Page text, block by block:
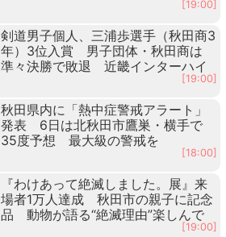
[19:00]
剣道男子個人、三浦歩選手（秋田商3
年）3位入賞 男子団体・秋田商は
準々決勝で敗退 近畿インターハイ
[19:00]
秋田県内に「熱中症警戒アラート」
発表 6日は北秋田市鷹巣・横手で
35度予想 最大級の警戒を
[18:00]
『わけあって絶滅しました。展』来
場者1万人達成 秋田市の親子に記念
品 動物が語る“絶滅理由”楽しんで
[19:00]